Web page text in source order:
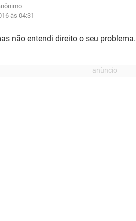
às 04:31
não entendi direito o seu problema.